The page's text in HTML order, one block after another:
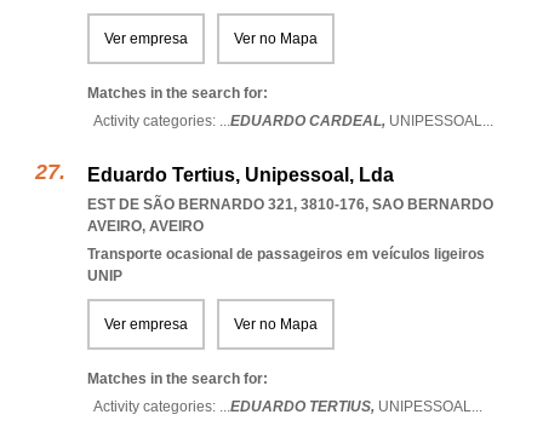
Ver empresa Ver no Mapa
Matches in the search for:
Activity categories: ...EDUARDO CARDEAL, UNIPESSOAL...
Eduardo Tertius, Unipessoal, Lda
EST DE SÃO BERNARDO 321, 3810-176, SAO BERNARDO
AVEIRO, AVEIRO
Transporte ocasional de passageiros em veículos ligeiros
UNIP
Ver empresa Ver no Mapa
Matches in the search for:
Activity categories: ...EDUARDO TERTIUS, UNIPESSOAL...